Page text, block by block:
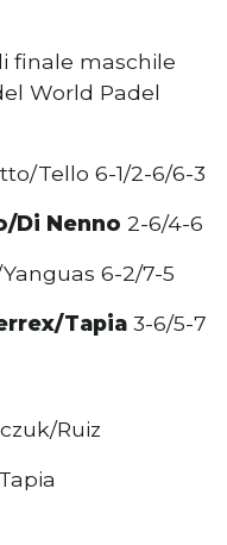
finale maschile
World Padel
Tello 6-1/2-6/6-3
Di Nenno 2-6/4-6
6-2/7-5
Tapia 3-6/5-7
Ruiz